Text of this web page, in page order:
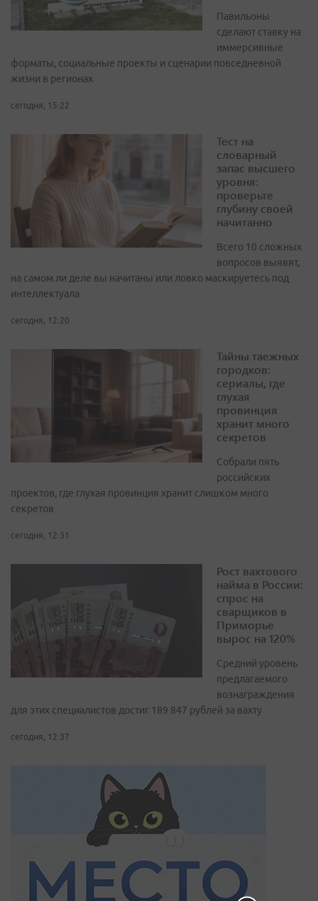
Павильоны
сделают ставку на
иммерсивные
форматы, социальные проекты и сценарии повседневной
жизни в регионах
сегодня, 15:22
Тест на
словарный
запас высшего
уровня:
проверьте
глубину своей
начитанно
Всего 10 сложных
вопросов выявят,
на самом ли деле вы начитаны или ловко маскируетесь под
интеллектуала
сегодня, 12:20
Тайны таежных
городков:
сериалы, где
глухая
провинция
хранит много
секретов
Собрали пять
российских
проектов, где глухая провинция хранит слишком много
секретов
сегодня, 12:31
Рост вахтового
найма в России:
спрос на
сварщиков в
Приморье
вырос на 120%
Средний уровень
предлагаемого
вознаграждения
для этих специалистов достиг 189 847 рублей за вахту
сегодня, 12:37